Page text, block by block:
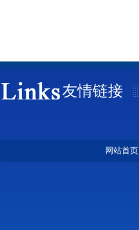
友情链接
网站首页